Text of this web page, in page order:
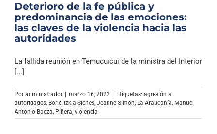
Deterioro de la fe pública y
predominancia de las emociones:
las claves de la violencia hacia las
autoridades
La fallida reunión en Temucuicui de la ministra del Interior
[...]
Por administrador marzo 16, 2022 Etiquetas: agresión a
autoridades, Boric, Izkia Siches, Jeanne Simon, La Araucanía, Manuel
Antonio Baeza, Piñera, violencia